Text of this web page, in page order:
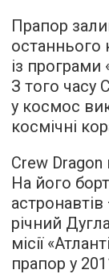
Прапор
останнього
із програми
З того
у космос
космічні
Crew
На його
річний
місії
прапор у